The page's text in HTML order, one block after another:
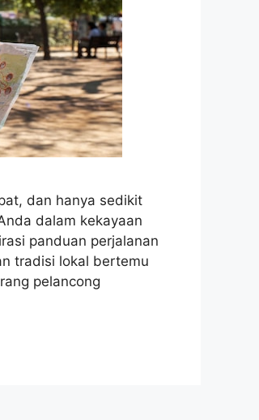
dan hanya sedikit
dalam kekayaan
panduan perjalanan
tradisi lokal bertemu
pelancong